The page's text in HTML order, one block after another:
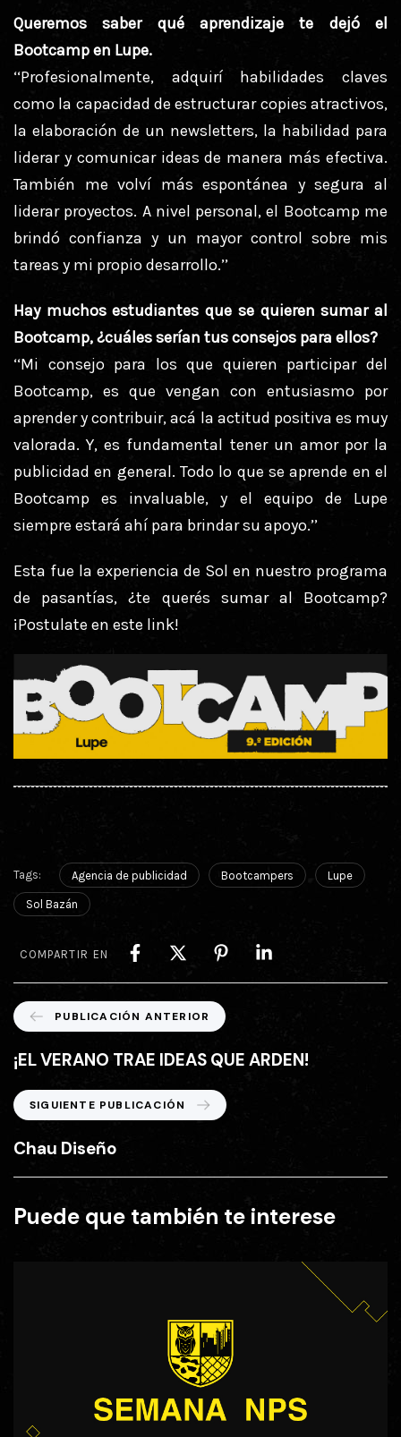
Queremos saber qué aprendizaje te dejó el
Bootcamp en Lupe.
‘‘Profesionalmente, adquirí habilidades claves
como la capacidad de estructurar copies atractivos,
la elaboración de un newsletters, la habilidad para
liderar y comunicar ideas de manera más efectiva.
También me volví más espontánea y segura al
liderar proyectos. A nivel personal, el Bootcamp me
brindó confianza y un mayor control sobre mis
tareas y mi propio desarrollo.’’
Hay muchos estudiantes que se quieren sumar al
Bootcamp, ¿cuáles serían tus consejos para ellos?
‘‘Mi consejo para los que quieren participar del
Bootcamp, es que vengan con entusiasmo por
aprender y contribuir, acá la actitud positiva es muy
valorada. Y, es fundamental tener un amor por la
publicidad en general. Todo lo que se aprende en el
Bootcamp es invaluable, y el equipo de Lupe
siempre estará ahí para brindar su apoyo.’’
Esta fue la experiencia de Sol en nuestro programa
de pasantías, ¿te querés sumar al Bootcamp?
¡Postulate en este link!
Tags: Agencia de publicidad Bootcampers Lupe
Sol Bazán
COMPARTIR EN
P
u
b
l
i
c
c
i
n
PUBLICACIÓN ANTERIOR
¡EL VERANO TRAE IDEAS QUE ARDEN!
S
i
g
u
i
e
n
SIGUIENTE PUBLICACIÓN
Chau Diseño
Puede que también te interese